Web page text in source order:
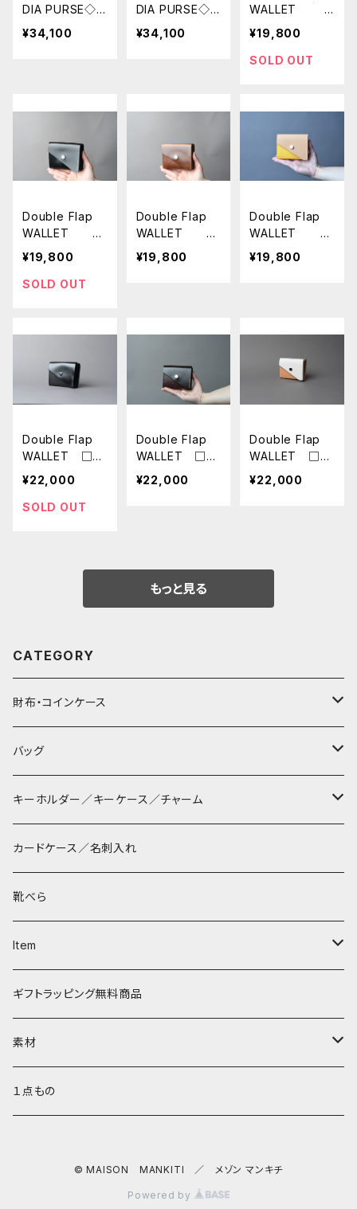
DIA PURSE◇
Q ブラック
¥34,100
DIA PURSE◇
Q カーキオ
ーカー
¥34,100
WALLET
□リバース カ
スターニョ□
¥19,800
SOLD OUT
Double Flap
WALLET □
IBIZA NERO
¥19,800
SOLD OUT
Double Flap
WALLET □
IBIZA NOCE
¥19,800
Double Flap
WALLET □
ナチュラル-イエ
ロー-ホワイト□
¥19,800
Double Flap
WALLET □サ
ドルブラック-ブ
ラック-Qブラッ
ク□
¥22,000
SOLD OUT
Double Flap
WALLET □サ
ドルダーブラ-ブ
ラウン-ゴールド
¥22,000
Double Flap
WALLET □ホ
ワイト-ナチュラ
ル-ゴールド□
¥22,000
もっと見る
CATEGORY
財布・コインケース
コンパクト財布
長財布
マペン
薄財布
タシュイー
コインケース
ディバ
ワンタッチ コインケース
ダイアパース
タシュイー
ダブルフラップ
コインキャッチ
バッグ
サコッシュ
巾着バッグ
ショルダーバッグ
トートバッグ
チェーンバッグ
キーホルダー／キーケース／チャーム
パッチン キーリング
ダルマキーリング
３つ折りキーケース
リールキーケース
キーリング
キーキャップ
カードケース／名刺入れ
靴べら
Item
リップケース
ティッシュポーチ
AirPods ケース
スマホショルダー／ストラップ／コードホルダー
ギフトラッピング無料商品
素材
サドルプルアップレザー
１点もの
© MAISON MANKITI ／ メゾン マンキチ
Powered by